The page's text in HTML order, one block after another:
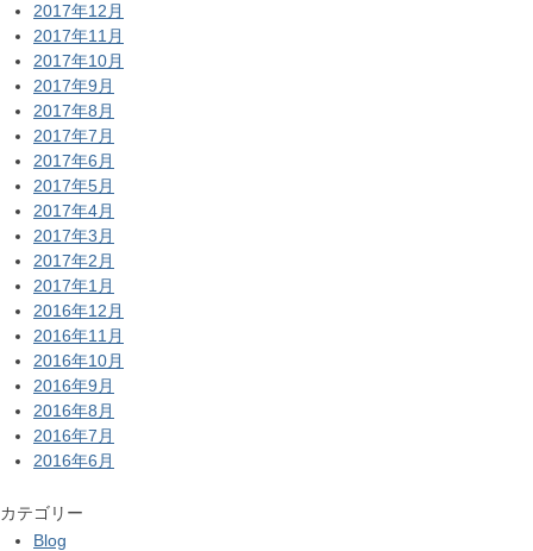
2017年12月
2017年11月
2017年10月
2017年9月
2017年8月
2017年7月
2017年6月
2017年5月
2017年4月
2017年3月
2017年2月
2017年1月
2016年12月
2016年11月
2016年10月
2016年9月
2016年8月
2016年7月
2016年6月
カテゴリー
Blog